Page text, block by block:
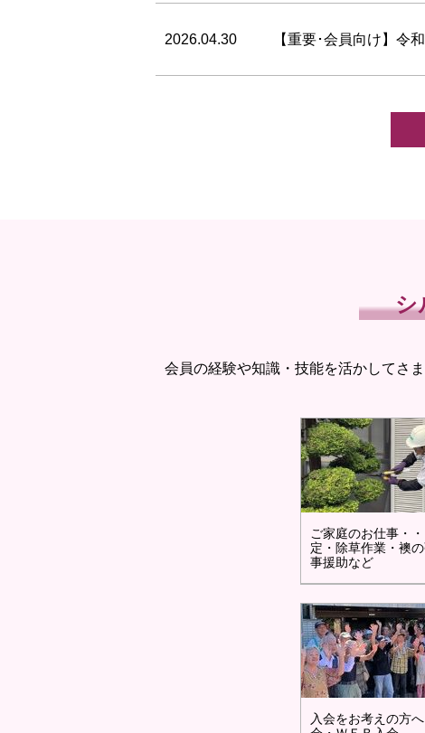
2026.04.30 【重要･会員向け】令
シ
会員の経験や知識・技能を活かしてさ
ご家庭のお仕事・
定・除草作業・襖
事援助など
入会をお考えの方